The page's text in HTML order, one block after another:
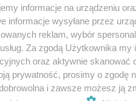
informacje na urządzeniu
informacje wysyłane przez
reklam, wybór
Za zgodą Użytkownika
oraz aktywnie skanować
prywatność, prosimy o zgodę
i zawsze możesz ją